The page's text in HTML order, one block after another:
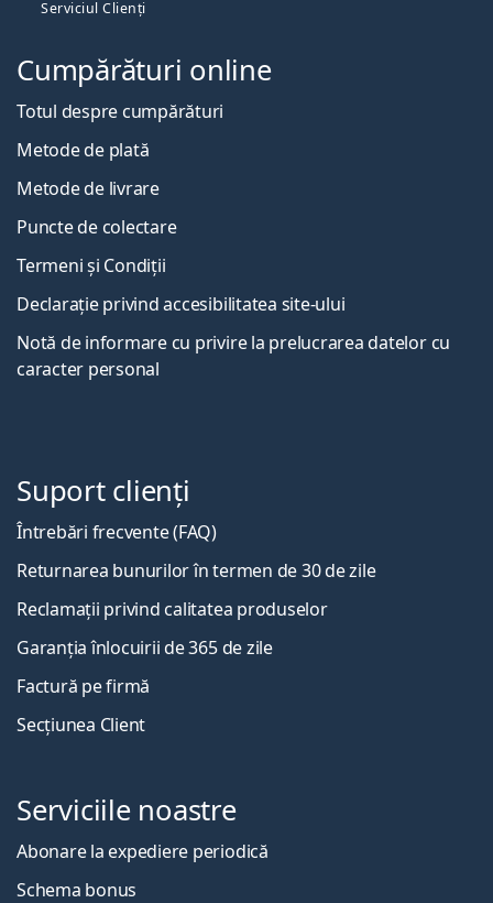
Serviciul Clienți
Cumpărături online
Totul despre cumpărături
Metode de plată
Metode de livrare
Puncte de colectare
Termeni și Condiții
Declarație privind accesibilitatea site-ului
Notă de informare cu privire la prelucrarea datelor cu
caracter personal
Suport clienți
Întrebări frecvente (FAQ)
Returnarea bunurilor în termen de 30 de zile
Reclamații privind calitatea produselor
Garanția înlocuirii de 365 de zile
Factură pe firmă
Secțiunea Client
Serviciile noastre
Abonare la expediere periodică
Schema bonus